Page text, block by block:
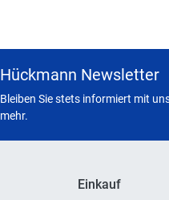
Hückmann Newsletter
Bleiben Sie stets informiert mit
mehr.
Einkauf